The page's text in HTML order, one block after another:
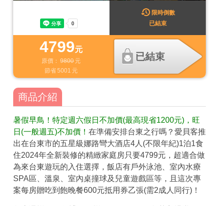
4799元
原價： 9800元
節省5001 元
已結束
限時倒數
已結束
商品介紹
暑假早鳥！特定週六假日不加價(最高現省1200元)，旺
日(一般週五)不加價！ 在準備安排台東之行嗎？愛貝客推
出在台東市的五星級娜路彎大酒店4人(不限年紀)1泊1食
住2024年全新裝修的精緻家庭房只要4799元，超適合做
為來台東遊玩的入住選擇，飯店有戶外泳池、室內水療
SPA區、溫泉、室內桌撞球及兒童遊戲區等，且這次專
案每房贈吃到飽晚餐600元抵用券乙張(需2成人同行)！